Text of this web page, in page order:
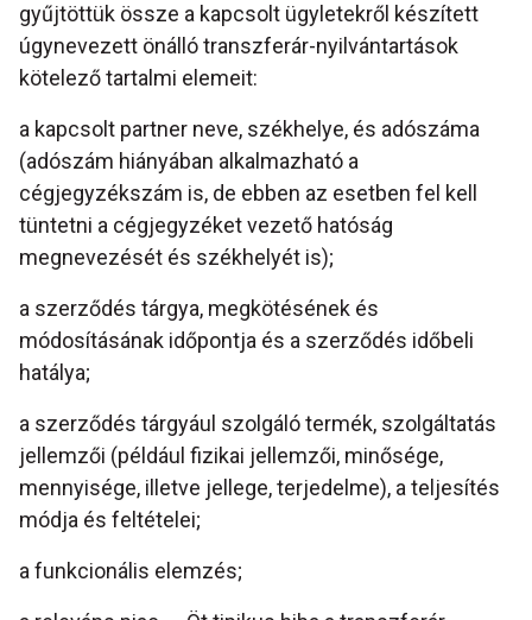
gyűjtöttük össze a kapcsolt ügyletekről készített
úgynevezett önálló transzferár-nyilvántartások
kötelező tartalmi elemeit:
a kapcsolt partner neve, székhelye, és adószáma
(adószám hiányában alkalmazható a
cégjegyzékszám is, de ebben az esetben fel kell
tüntetni a cégjegyzéket vezető hatóság
megnevezését és székhelyét is);
a szerződés tárgya, megkötésének és
módosításának időpontja és a szerződés időbeli
hatálya;
a szerződés tárgyául szolgáló termék, szolgáltatás
jellemzői (például fizikai jellemzői, minősége,
mennyisége, illetve jellege, terjedelme), a teljesítés
módja és feltételei;
a funkcionális elemzés;